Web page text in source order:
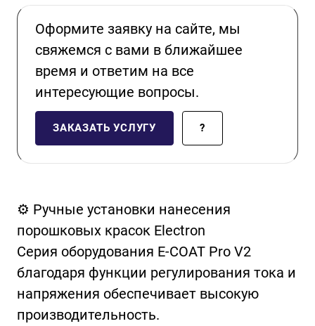
Оформите заявку на сайте, мы
свяжемся с вами в ближайшее
время и ответим на все
интересующие вопросы.
ЗАКАЗАТЬ УСЛУГУ ?
⚙️ Ручные установки нанесения
порошковых красок Electron
Серия оборудования E-COAT Pro V2
благодаря функции регулирования тока и
напряжения обеспечивает высокую
производительность.